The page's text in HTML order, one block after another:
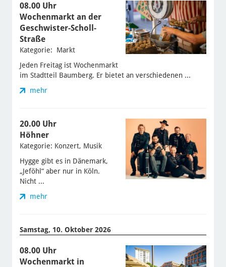
08.00 Uhr
Wochenmarkt an der
Geschwister-Scholl-
Straße
Kategorie: Markt
Jeden Freitag ist Wochenmarkt
im Stadtteil Baumberg. Er bietet an verschiedenen ...
mehr
20.00 Uhr
Höhner
Kategorie: Konzert, Musik
Hygge gibt es in Dänemark,
„Jeföhl“ aber nur in Köln.
Nicht ...
mehr
Samstag, 10. Oktober 2026
08.00 Uhr
Wochenmarkt in